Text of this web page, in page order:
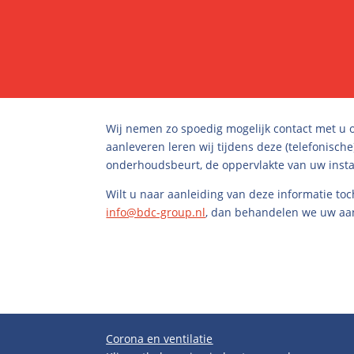
Wij nemen zo spoedig mogelijk contact met
aanleveren leren wij tijdens deze
onderhoudsbeurt, de oppervlakte van uw
Wilt u naar aanleiding van deze informatie
info@bdc-group.nl, dan behandelen we uw
Corona en ventilatie